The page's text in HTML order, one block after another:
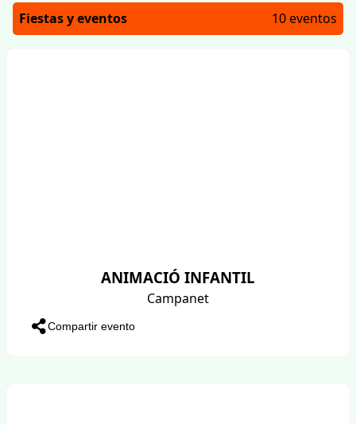
Fiestas y eventos 10 eventos
ANIMACIÓ INFANTIL
Campanet
Compartir evento